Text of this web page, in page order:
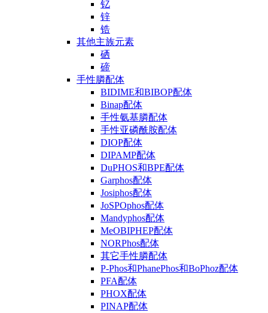
钇
锌
锆
其他主族元素
硒
碲
手性膦配体
BIDIME和BIBOP配体
Binap配体
手性氨基膦配体
手性亚磷酰胺配体
DIOP配体
DIPAMP配体
DuPHOS和BPE配体
Garphos配体
Josiphos配体
JoSPOphos配体
Mandyphos配体
MeOBIPHEP配体
NORPhos配体
其它手性膦配体
P-Phos和PhanePhos和BoPhoz配体
PFA配体
PHOX配体
PINAP配体